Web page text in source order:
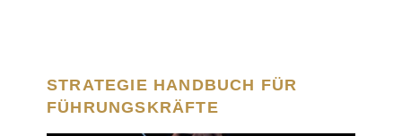
STRATEGIE HANDBUCH FÜR
FÜHRUNGSKRÄFTE